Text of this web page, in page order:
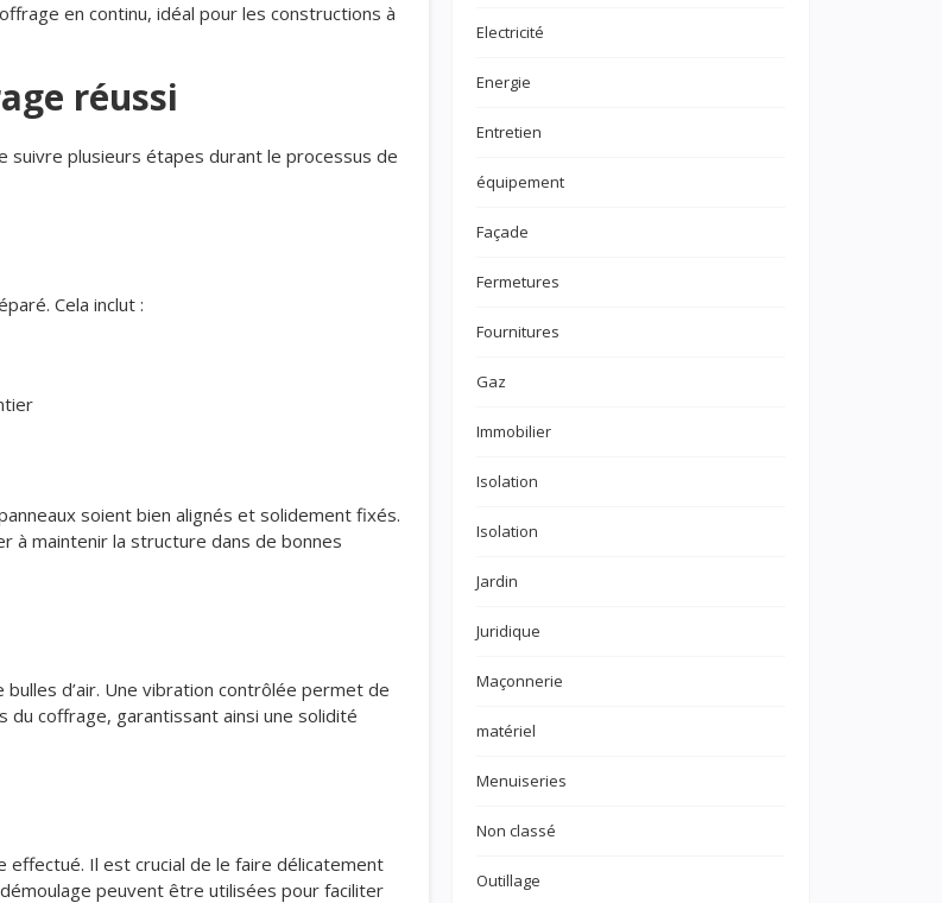
en continu, idéal pour les constructions à
réussi
plusieurs étapes durant le processus de
Cela inclut :
soient bien alignés et solidement fixés.
maintenir la structure dans de bonnes
d’air. Une vibration contrôlée permet de
du coffrage, garantissant ainsi une solidité
Il est crucial de le faire délicatement
peuvent être utilisées pour faciliter
Electricité
Energie
Entretien
équipement
Façade
Fermetures
Fournitures
Gaz
Immobilier
Isolation
Isolation
Jardin
Juridique
Maçonnerie
matériel
Menuiseries
Non classé
Outillage